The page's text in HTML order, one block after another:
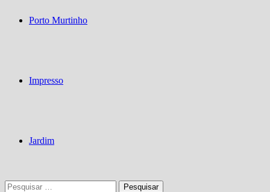
Porto Murtinho
Impresso
Jardim
Pesquisar